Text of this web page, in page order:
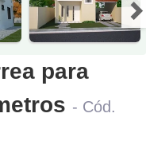
para
- Cód.